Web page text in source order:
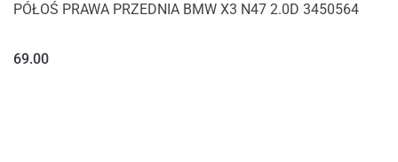
PÓŁOŚ PRAWA PRZEDNIA BMW X3 N47 2.0D 3450564
69.00